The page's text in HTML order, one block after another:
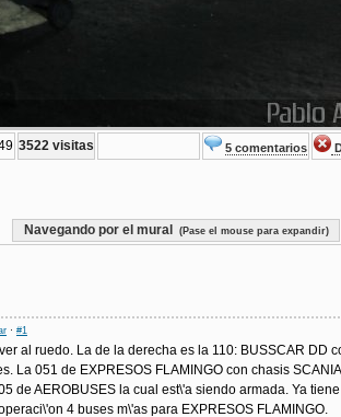
3522 visitas 5 comentarios
Navegando por el mural (Pase el mouse para expandir)
· #1
al ruedo. La de la derecha es la 110: BUSSCAR DD
La 051 de EXPRESOS FLAMINGO con chasis
de AEROBUSES la cual est\'a siendo armada. Ya tiene
4 buses m\'as para EXPRESOS FLAMINGO.